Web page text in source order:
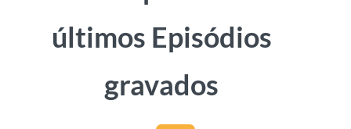
últimos Episódios
gravados